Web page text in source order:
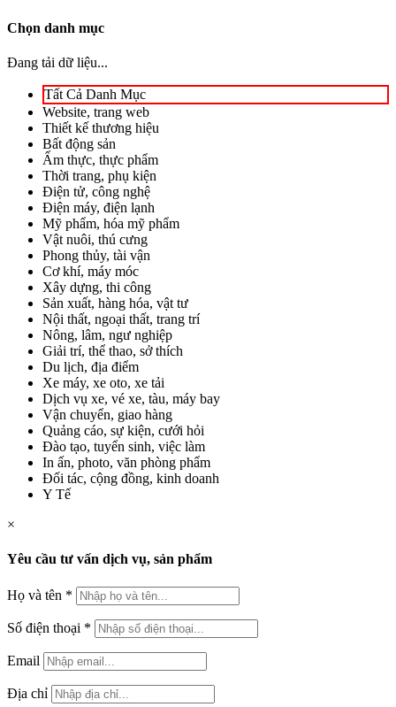
Chọn danh mục
Đang tải dữ liệu...
Tất Cả Danh Mục
Website, trang web
Thiết kế thương hiệu
Bất động sản
Ẩm thực, thực phẩm
Thời trang, phụ kiện
Điện tử, công nghệ
Điện máy, điện lạnh
Mỹ phẩm, hóa mỹ phẩm
Vật nuôi, thú cưng
Phong thủy, tài vận
Cơ khí, máy móc
Xây dựng, thi công
Sản xuất, hàng hóa, vật tư
Nội thất, ngoại thất, trang trí
Nông, lâm, ngư nghiệp
Giải trí, thể thao, sở thích
Du lịch, địa điểm
Xe máy, xe oto, xe tải
Dịch vụ xe, vé xe, tàu, máy bay
Vận chuyển, giao hàng
Quảng cáo, sự kiện, cưới hỏi
Đào tạo, tuyển sinh, việc làm
In ấn, photo, văn phòng phẩm
Đối tác, cộng đồng, kinh doanh
Y Tế
×
Yêu cầu tư vấn dịch vụ, sản phẩm
Họ và tên *
Số điện thoại *
Email
Địa chỉ